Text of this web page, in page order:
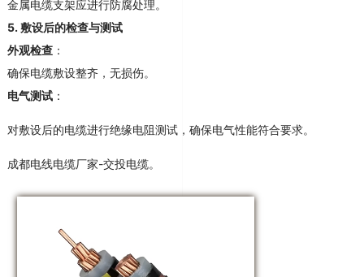
金属电缆支架应进行防腐处理。
5. 敷设后的检查与测试
外观检查：
确保电缆敷设整齐，无损伤。
电气测试：
对敷设后的电缆进行绝缘电阻测试，确保电气性能符合要求。
成都电线电缆厂家-交投电缆。